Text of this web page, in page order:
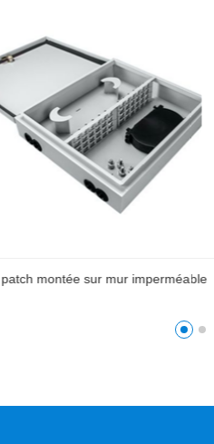
terminaison polyvalente à fibre